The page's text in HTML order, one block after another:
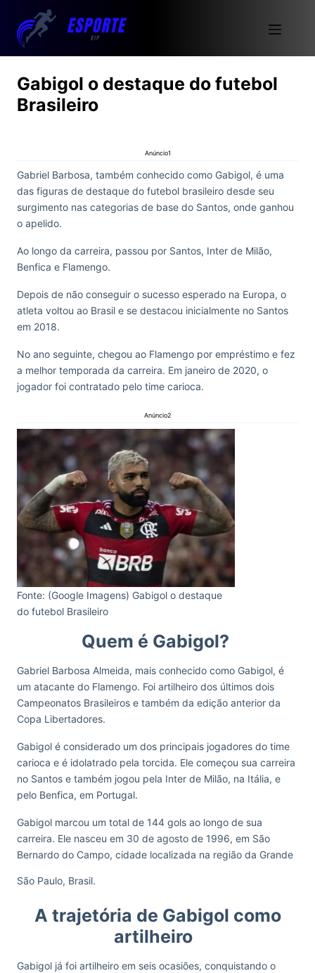
Gabigol o destaque do futebol
Brasileiro
Anúncio1
Gabriel Barbosa, também conhecido como Gabigol, é uma
das figuras de destaque do futebol brasileiro desde seu
surgimento nas categorias de base do Santos, onde ganhou
o apelido.
Ao longo da carreira, passou por Santos, Inter de Milão,
Benfica e Flamengo.
Depois de não conseguir o sucesso esperado na Europa, o
atleta voltou ao Brasil e se destacou inicialmente no Santos
em 2018.
No ano seguinte, chegou ao Flamengo por empréstimo e fez
a melhor temporada da carreira. Em janeiro de 2020, o
jogador foi contratado pelo time carioca.
Anúncio2
Fonte: (Google Imagens) Gabigol o destaque
do futebol Brasileiro
Quem é Gabigol?
Gabriel Barbosa Almeida, mais conhecido como Gabigol, é
um atacante do Flamengo. Foi artilheiro dos últimos dois
Campeonatos Brasileiros e também da edição anterior da
Copa Libertadores.
Gabigol é considerado um dos principais jogadores do time
carioca e é idolatrado pela torcida. Ele começou sua carreira
no Santos e também jogou pela Inter de Milão, na Itália, e
pelo Benfica, em Portugal.
Gabigol marcou um total de 144 gols ao longo de sua
carreira. Ele nasceu em 30 de agosto de 1996, em São
Bernardo do Campo, cidade localizada na região da Grande
São Paulo, Brasil.
A trajetória de Gabigol como
artilheiro
Gabigol já foi artilheiro em seis ocasiões, conquistando o